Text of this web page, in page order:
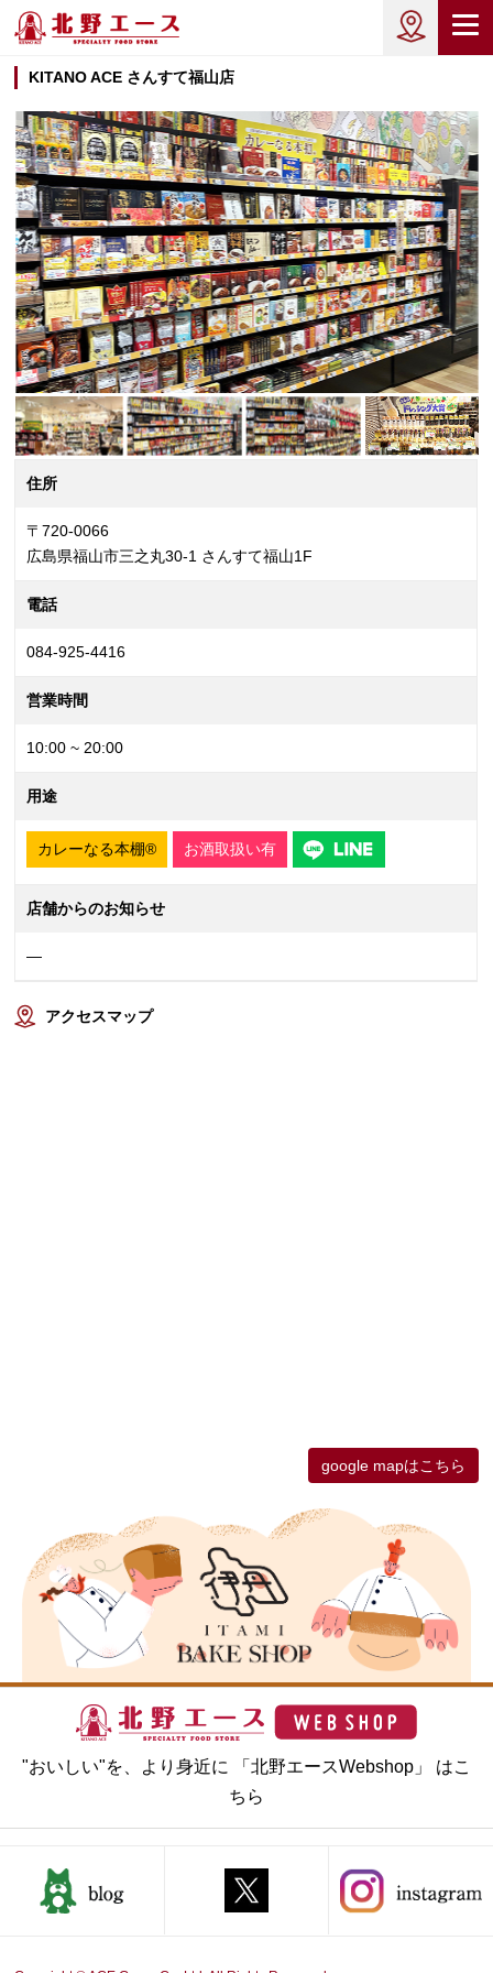
KITANO ACE さんすて福山店
住所
〒720-0066
広島県福山市三之丸30-1 さんすて福山1F
電話
084-925-4416
営業時間
10:00 ~ 20:00
用途
カレーなる本棚® お酒取扱い有
店舗からのお知らせ
—
アクセスマップ
google mapはこちら
"おいしい"を、より身近に 「北野エースWebshop」 はこ
ちら